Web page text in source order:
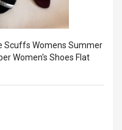
Scuffs Womens Summer
Women's Shoes Flat